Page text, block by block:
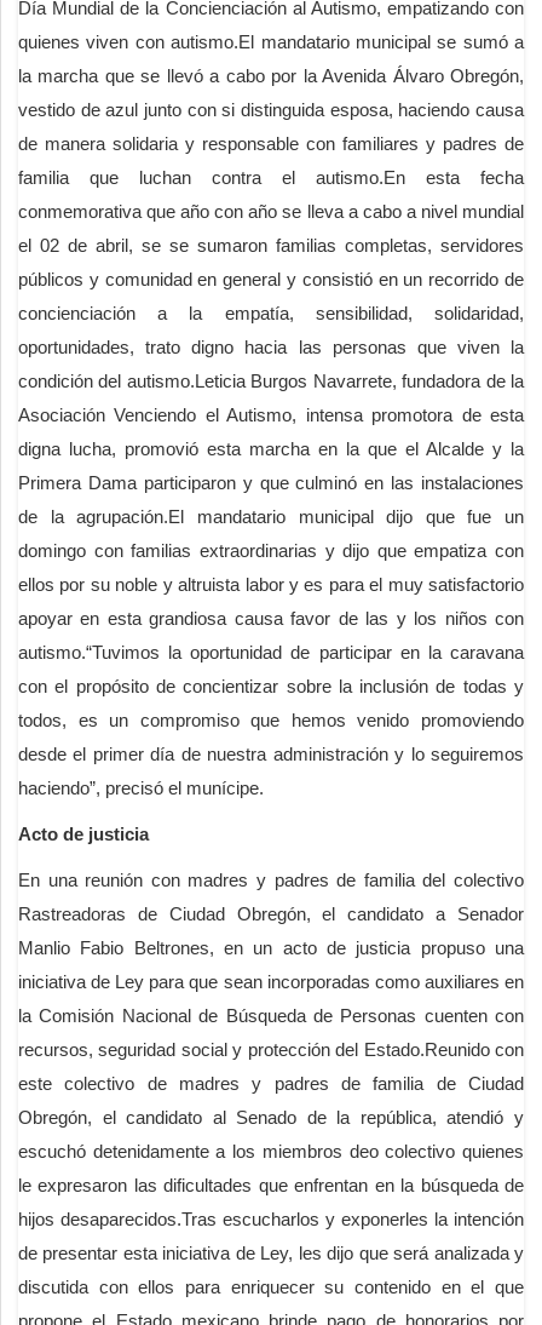
Día Mundial de la Concienciación al Autismo, empatizando con
quienes viven con autismo.El mandatario municipal se sumó a
la marcha que se llevó a cabo por la Avenida Álvaro Obregón,
vestido de azul junto con si distinguida esposa, haciendo causa
de manera solidaria y responsable con familiares y padres de
familia que luchan contra el autismo.En esta fecha
conmemorativa que año con año se lleva a cabo a nivel mundial
el 02 de abril, se se sumaron familias completas, servidores
públicos y comunidad en general y consistió en un recorrido de
concienciación a la empatía, sensibilidad, solidaridad,
oportunidades, trato digno hacia las personas que viven la
condición del autismo.Leticia Burgos Navarrete, fundadora de la
Asociación Venciendo el Autismo, intensa promotora de esta
digna lucha, promovió esta marcha en la que el Alcalde y la
Primera Dama participaron y que culminó en las instalaciones
de la agrupación.El mandatario municipal dijo que fue un
domingo con familias extraordinarias y dijo que empatiza con
ellos por su noble y altruista labor y es para el muy satisfactorio
apoyar en esta grandiosa causa favor de las y los niños con
autismo.“Tuvimos la oportunidad de participar en la caravana
con el propósito de concientizar sobre la inclusión de todas y
todos, es un compromiso que hemos venido promoviendo
desde el primer día de nuestra administración y lo seguiremos
haciendo”, precisó el munícipe.
Acto de justicia
En una reunión con madres y padres de familia del colectivo
Rastreadoras de Ciudad Obregón, el candidato a Senador
Manlio Fabio Beltrones, en un acto de justicia propuso una
iniciativa de Ley para que sean incorporadas como auxiliares en
la Comisión Nacional de Búsqueda de Personas cuenten con
recursos, seguridad social y protección del Estado.Reunido con
este colectivo de madres y padres de familia de Ciudad
Obregón, el candidato al Senado de la república, atendió y
escuchó detenidamente a los miembros deo colectivo quienes
le expresaron las dificultades que enfrentan en la búsqueda de
hijos desaparecidos.Tras escucharlos y exponerles la intención
de presentar esta iniciativa de Ley, les dijo que será analizada y
discutida con ellos para enriquecer su contenido en el que
propone el Estado mexicano brinde pago de honorarios por